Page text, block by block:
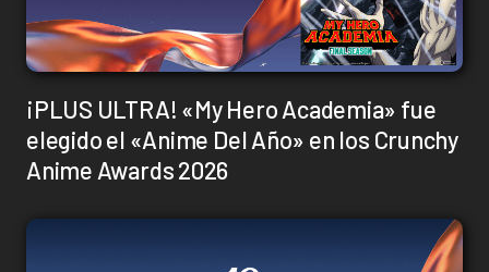
¡PLUS ULTRA! «My Hero Academia» fue
elegido el «Anime Del Año» en los Crunchy
Anime Awards 2026